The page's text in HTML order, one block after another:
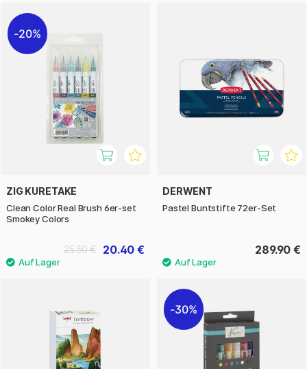
20%
ZIG KURETAKE
Clean Color Real Brush 6er-set
Smokey Colors
20.40 €
25.50 €
DERWENT
Pastel Buntstifte 72er-Set
289.90 €
30%